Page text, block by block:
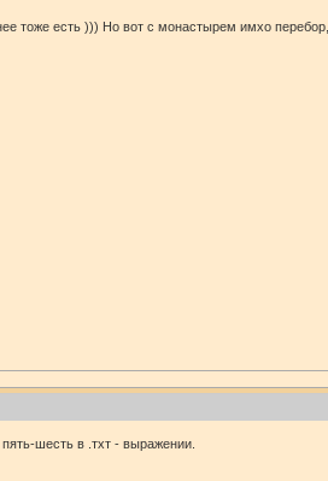
тоже есть ))) Но вот с монастырем имхо
шесть в .тхт - выражении.